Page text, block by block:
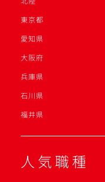
東京都
愛知県
大阪府
兵庫県
石川県
福井県
人気職種